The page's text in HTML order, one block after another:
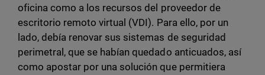
oficina como a los recursos del proveedor de
escritorio remoto virtual (VDI). Para ello, por un
lado, debía renovar sus sistemas de seguridad
perimetral, que se habían quedado anticuados, así
como apostar por una solución que permitiera